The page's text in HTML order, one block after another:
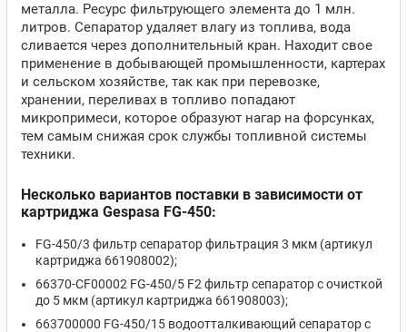
металла. Ресурс фильтрующего элемента до 1 млн.
литров. Сепаратор удаляет влагу из топлива, вода
сливается через дополнительный кран. Находит свое
применение в добывающей промышленности, картерах
и сельском хозяйстве, так как при перевозке,
хранении, переливах в топливо попадают
микропримеси, которое образуют нагар на форсунках,
тем самым снижая срок службы топливной системы
техники.
Несколько вариантов поставки в зависимости от
картриджа Gespasa FG-450:
FG-450/3 фильтр сепаратор фильтрация 3 мкм (артикул
картриджа 661908002);
66370-CF00002 FG-450/5 F2 фильтр сепаратор с очисткой
до 5 мкм (артикул картриджа 661908003);
663700000 FG-450/15 водоотталкивающий сепаратор с